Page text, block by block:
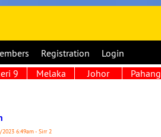
Registration
Login
9 Melaka Johor Pahang
6:49am - Sirr 2